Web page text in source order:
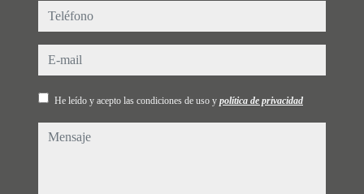
teléfono
e-mail
He leído y acepto las condiciones de uso y política de privacidad
mensaje